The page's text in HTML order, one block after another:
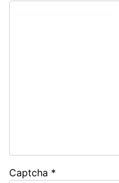
Captcha *